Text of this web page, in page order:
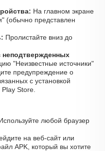
На главном экране
(обычно представлен
Пролистайте вниз до
неподтвержденных
"Неизвестные источники"
предупреждение о
с установкой
Store.
любой браузер
на веб-сайт или
APK, который вы хотите